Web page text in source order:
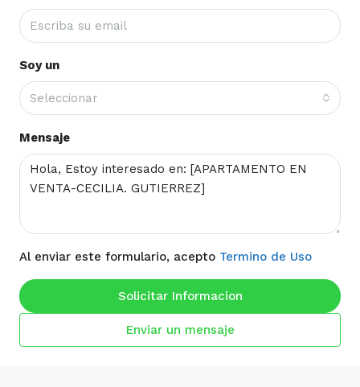
Soy un
Seleccionar
Mensaje
Al enviar este formulario, acepto Termino de Uso
Solicitar Informacion
Enviar un mensaje